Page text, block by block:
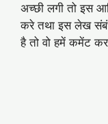
अच्छी लगी तो इस
करे तथा इस लेख
है तो वो हमें कमेंट